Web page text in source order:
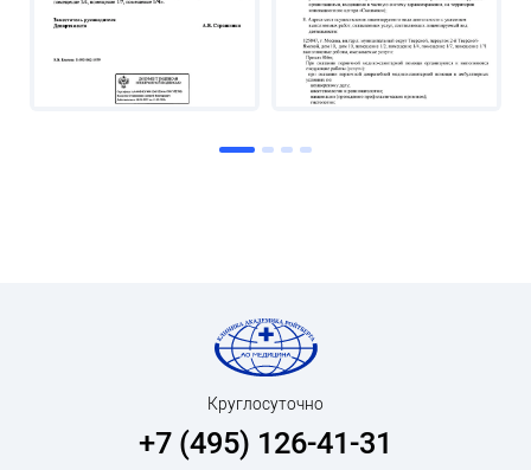
Круглосуточно
+7 (495) 126-41-31